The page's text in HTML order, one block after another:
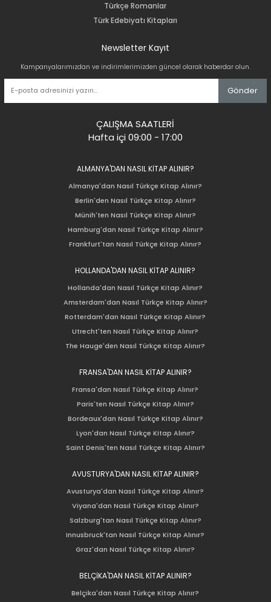
Türkçe Romanlar
Türk Edebiyatı Kitapları
Newsletter Kayıt
Kampanyalarımızdan ve indirimlerimizden güncel olarak haberdar olun.
Gönder
ÇALIŞMA SAATLERİ
Hafta içi 09:00 - 17:00
ALMANYA'DAN NASIL KİTAP ALINIR?
Almanya'dan Nasıl Türkçe Kitap Alınır?
Berlin'den Nasıl Türkçe Kitap Alınır?
Münih'ten Nasıl Türkçe Kitap Alınır?
Hamburg'dan Nasıl Türkçe Kitap Alınır?
Frankfurt'tan Nasıl Türkçe Kitap Alınır?
HOLLANDA'DAN NASIL KİTAP ALINIR?
Hollanda'dan Nasıl Türkçe Kitap Alınır?
Amsterdam'dan Nasıl Türkçe Kitap Alınır?
Rotterdam'dan Nasıl Türkçe Kitap Alınır?
Utrecht'ten Nasıl Türkçe Kitap Alınır?
The Hauge'den Nasıl Türkçe Kitap Alınır?
FRANSA'DAN NASIL KİTAP ALINIR?
Fransa'dan Nasıl Türkçe Kitap Alınır?
Paris'ten Nasıl Türkçe Kitap Alınır?
Bordeaux'dan Nasıl Türkçe Kitap Alınır?
Lyon'dan Nasıl Türkçe Kitap Alınır?
Saint Denis'ten Nasıl Türkçe Kitap Alınır?
AVUSTURYA'DAN NASIL KİTAP ALINIR?
Avusturya'dan Nasıl Türkçe Kitap Alınır?
Viyana'dan Nasıl Türkçe Kitap Alınır?
Salzburg'tan Nasıl Türkçe Kitap Alınır?
Innusbruck'tan Nasıl Türkçe Kitap Alınır?
Graz'dan Nasıl Türkçe Kitap Alınır?
BELÇİKA'DAN NASIL KİTAP ALINIR?
Belçika'dan Nasıl Türkçe Kitap Alınır?